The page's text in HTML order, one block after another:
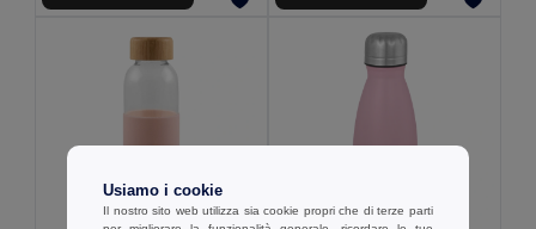
Usiamo i cookie
Il nostro sito web utilizza sia cookie propri che di terze parti